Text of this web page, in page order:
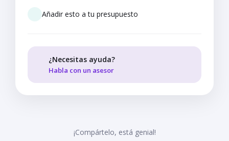
Añadir esto a tu presupuesto
¿Necesitas ayuda?
Habla con un asesor
¡Compártelo, está genial!